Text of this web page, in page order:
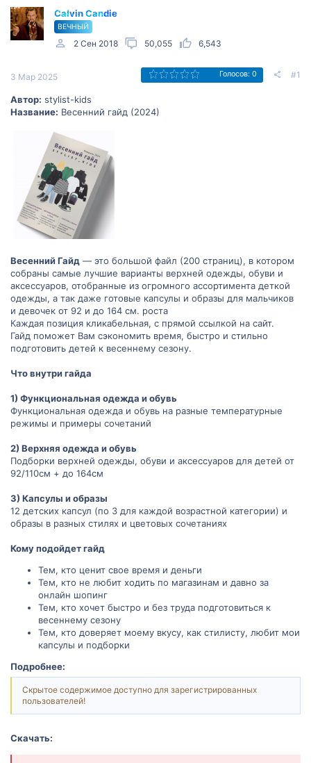
Calvin Candie
ВЕЧНЫЙ
2 Сен 2018 50,055 6,543
3 Мар 2025 Голосов: 0 #1
Автор: stylist-kids
Название: Весенний гайд (2024)
Весенний Гайд — это большой файл (200 страниц), в котором
собраны самые лучшие варианты верхней одежды, обуви и
аксессуаров, отобранные из огромного ассортимента деткой
одежды, а так даже готовые капсулы и образы для мальчиков
и девочек от 92 и до 164 см. роста
Каждая позиция кликабельная, с прямой ссылкой на сайт.
Гайд поможет Вам сэкономить время, быстро и стильно
подготовить детей к весеннему сезону.
Что внутри гайда
1) Функциональная одежда и обувь
Функциональная одежда и обувь на разные температурные
режимы и примеры сочетаний
2) Верхняя одежда и обувь
Подборки верхней одежды, обуви и аксессуаров для детей от
92/110см + до 164см
3) Капсулы и образы
12 детских капсул (по 3 для каждой возрастной категории) и
образы в разных стилях и цветовых сочетаниях
Кому подойдет гайд
Тем, кто ценит свое время и деньги
Тем, кто не любит ходить по магазинам и давно за
онлайн шопинг
Тем, кто хочет быстро и без труда подготовиться к
весеннему сезону
Тем, кто доверяет моему вкусу, как стилисту, любит мои
капсулы и подборки
Подробнее:
Скрытое содержимое доступно для зарегистрированных
пользователей!
Скачать: